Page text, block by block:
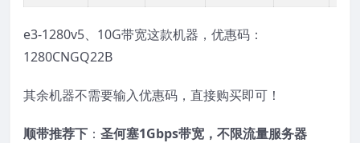
e3-1280v5、10G带宽这款机器，优惠码：
1280CNGQ22B
其余机器不需要输入优惠码，直接购买即可！
顺带推荐下 ： 圣何塞1Gbps带宽，不限流量服务器